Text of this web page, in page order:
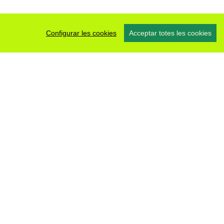
Configurar les cookies Acceptar totes les cookies